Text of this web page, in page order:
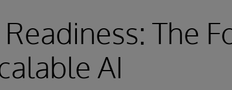
The
AI